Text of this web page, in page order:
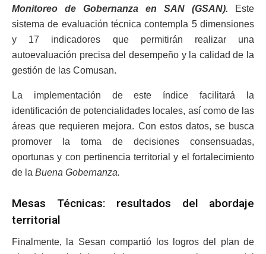
Monitoreo de Gobernanza en SAN (GSAN).
Este
sistema de evaluación técnica contempla 5 dimensiones
y 17 indicadores que permitirán realizar una
autoevaluación precisa del desempeño y la calidad de la
gestión de las Comusan.
La implementación de este índice facilitará la
identificación de potencialidades locales, así como de las
áreas que requieren mejora. Con estos datos, se busca
promover la toma de decisiones consensuadas,
oportunas y con pertinencia territorial y el fortalecimiento
de la Buena Gobernanza.
Mesas Técnicas: resultados del abordaje
territorial
Finalmente, la Sesan compartió los logros del plan de